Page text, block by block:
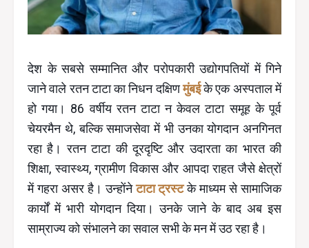
देश के सबसे सम्मानित और परोपकारी उद्योगपतियों में गिने
जाने वाले रतन टाटा का निधन दक्षिणमुंबईके एक अस्पताल में
हो गया। 86 वर्षीय रतन टाटा न केवल टाटा समूह के पूर्व
चेयरमैन थे, बल्कि समाजसेवा में भी उनका योगदान अनगिनत
रहा है। रतन टाटा की दूरदृष्टि और उदारता का भारत की
शिक्षा, स्वास्थ्य, ग्रामीण विकास और आपदा राहत जैसे क्षेत्रों
में गहरा असर है। उन्होंनेटाटा ट्रस्टके माध्यम से सामाजिक
कार्यों में भारी योगदान दिया। उनके जाने के बाद अब इस
साम्राज्य को संभालने का सवाल सभी के मन में उठ रहा है।